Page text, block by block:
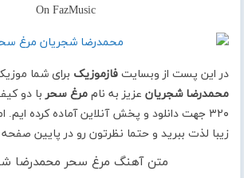
On FazMusic
در این پست از وبسایتفازموزیک برای شما
محمدرضا شجریان عزیز به ناممرغ سحر
۳۲۰ جهت دانلود و پخش آنلاین آماده کرده ایم.
زیبا لذت ببرید و حتما نظرتون رو در پایین
متن آهنگ مرغ سحر محمدرضا